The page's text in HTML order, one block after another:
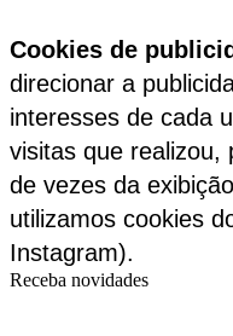
Cookies de
direcionar a
interesses de cada
visitas que realizou,
de vezes da
utilizamos cookies
Instagram).
Receba novidades